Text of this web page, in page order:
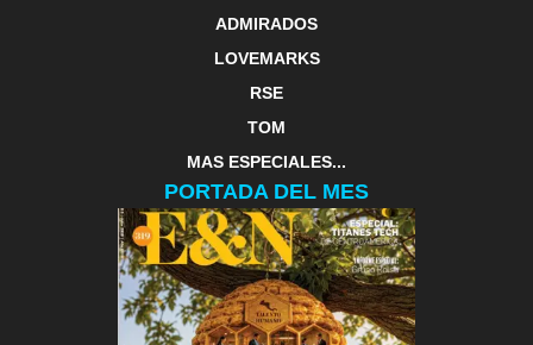
ADMIRADOS
LOVEMARKS
RSE
TOM
MAS ESPECIALES...
PORTADA DEL MES